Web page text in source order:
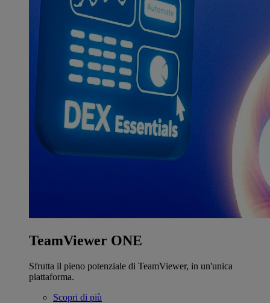
TeamViewer ONE
Sfrutta il pieno potenziale di TeamViewer, in un'unica
piattaforma.
Scopri di più